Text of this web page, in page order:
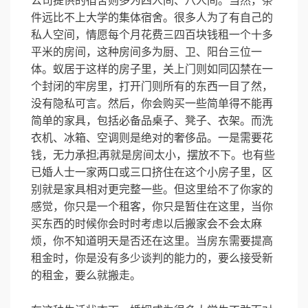
件远比不上大学的集体宿舍。很多人为了有自己的
私人空间，情愿每个月花费三四百块钱租一个十多
平米的房间，这种房间多为厨、卫、阳台三位一
体。蚁居于这样的房子里，关上门则如同囚禁在一
个封闭的牢房里，打开门则所有的东西一目了然，
没有隐私可言。然后，你会购买一些简单得不能再
简单的家具，包括必备品桌子、凳子、衣架。而洗
衣机、冰箱、空调则是绝对的奢侈品。一是需要花
钱，无力承担;再就是房间太小，摆放不下。也有些
已婚人士一家两口或三口挤住在这个小房子里，区
别就是家具相对更完整一些。但这里给不了你家的
感觉，你只是一个租客，你只是暂住在这里，当你
买东西的时候你会时时考虑以后搬家会不会太麻
烦，你不知道明天是否还在这里。当房东需要提高
租金时，你是没有多少谈判的能力的，要么接受新
的租金，要么就搬走。